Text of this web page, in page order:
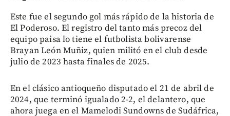
Este fue el segundo gol más rápido de la historia de
El Poderoso. El registro del tanto más precoz del
equipo paisa lo tiene el futbolista bolivarense
Brayan León Muñiz, quien militó en el club desde
julio de 2023 hasta finales de 2025.
En el clásico antioqueño disputado el 21 de abril de
2024, que terminó igualado 2-2, el delantero, que
ahora juega en el Mamelodi Sundowns de Sudáfrica,